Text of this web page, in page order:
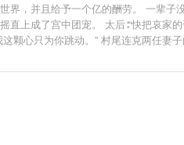
界，并且给予一个亿的酬劳。 一辈子
上成了宫中团宠。 太后∶“快把哀家
颗心只为你跳动。” 村尾连克两任妻